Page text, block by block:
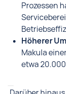
Prozessen
Höherer
Makula
etwa